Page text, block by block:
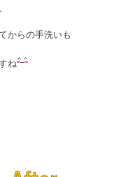
からの手洗いも
ね